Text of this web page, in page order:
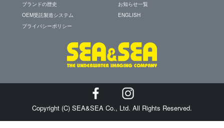
ブランドの歴史
OEM受託製造システム
プライバシーポリシー
お知らせ一覧
ENGLISH
Copyright (C) SEA&SEA Co., Ltd. All Rights Reserved.